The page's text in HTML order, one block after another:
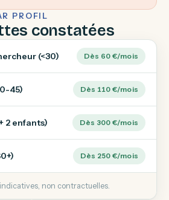
PROFIL
constatées
(<30) Dès 60 €/mois
45) Dès 110 €/mois
2 enfants) Dès 300 €/mois
Dès 250 €/mois
non contractuelles.